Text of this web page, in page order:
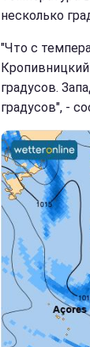
несколько
"Что с
градусов.
градусов", -